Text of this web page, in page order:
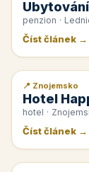
penzion ·
Číst článek →
📰 PR článek
📍 Znojemsko
Hotel
hotel ·
Číst článek →